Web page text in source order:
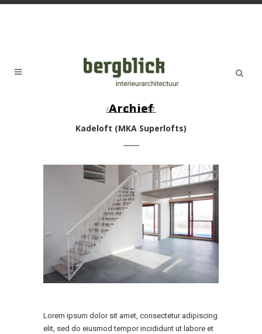
Archief
/ 07.09.2017
Kadeloft (MKA Superlofts)
Lorem ipsum dolor sit amet, consectetur adipiscing
elit, sed do eiusmod tempor incididunt ut labore et